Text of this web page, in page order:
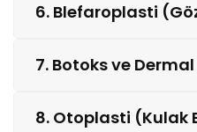
6. Blefaroplasti
7. Botoks ve
8. Otoplasti (Kulak